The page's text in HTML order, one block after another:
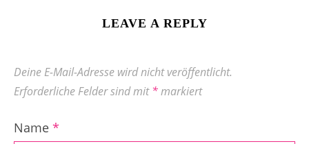
LEAVE A REPLY
Deine E-Mail-Adresse wird nicht veröffentlicht.
Erforderliche Felder sind mit*markiert
Name *